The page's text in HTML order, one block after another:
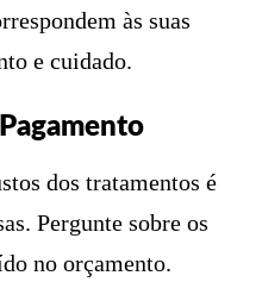
às suas
e cuidado.
dos tratamentos é
Pergunte sobre os
no orçamento.